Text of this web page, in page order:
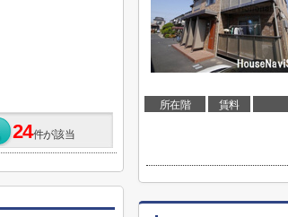
所在階 賃料
24件が該当